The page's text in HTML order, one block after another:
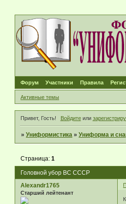
Форум Участники Правила
Активные темы
Привет, Гость! Войдитеили
»Униформистика »Униформа и
Головной убор ВС СССР
Страница:1
Alexandr1765
Старший лейтенант